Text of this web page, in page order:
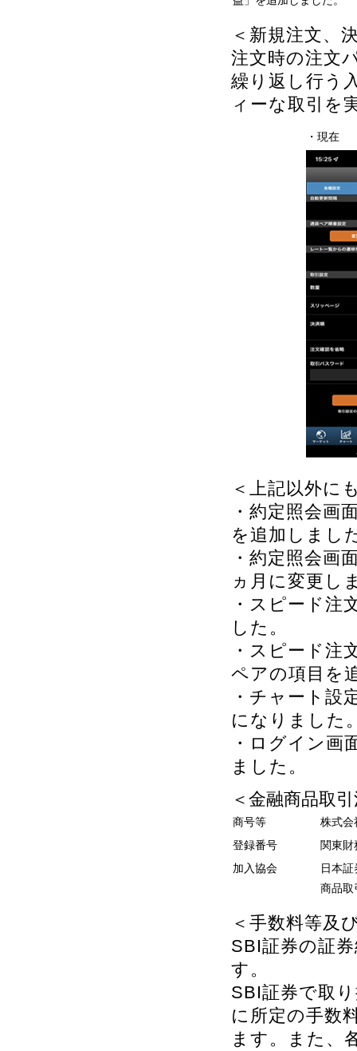
＜新規注文、
注文時の注文
繰り返し行う
ィーな取引を
・現在
＜上記以外に
・約定照会画
を追加しまし
・約定照会画
ヵ月に変更し
・スピード注
した。
・スピード注
ペアの項目を
・チャート設
になりました
・ログイン画
ました。
＜金融商品取
商号等
株式
登録番号
関東
加入協会
日本
商品取
＜手数料等及
SBI証券の証
す。
SBI証券で取
に所定の手数
ます。また、